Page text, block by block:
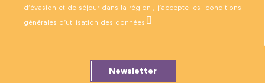
d’évasion et de séjour dans la région ; j’accepte les conditions
générales d’utilisation des données .
Newsletter